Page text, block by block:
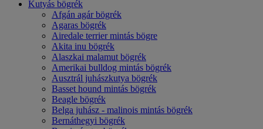
Kutyás bögrék
Afgán agár bögrék
Agaras bögrék
Airedale terrier mintás bögre
Akita inu bögrék
Alaszkai malamut bögrék
Amerikai bulldog mintás bögrék
Ausztrál juhászkutya bögrék
Basset hound mintás bögrék
Beagle bögrék
Belga juhász - malinois mintás bögrék
Bernáthegyi bögrék